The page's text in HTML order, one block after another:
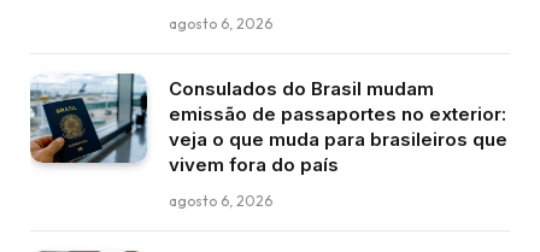
agosto 6, 2026
Consulados do Brasil mudam
emissão de passaportes no exterior:
veja o que muda para brasileiros que
vivem fora do país
agosto 6, 2026